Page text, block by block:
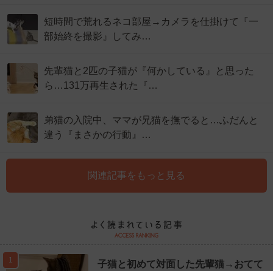
短時間で荒れるネコ部屋→カメラを仕掛けて『一
部始終を撮影』してみ…
先輩猫と2匹の子猫が『何かしている』と思った
ら…131万再生された『…
弟猫の入院中、ママが兄猫を撫でると…ふだんと
違う『まさかの行動』…
関連記事をもっと見る
1
子猫と初めて対面した先輩猫→おてて